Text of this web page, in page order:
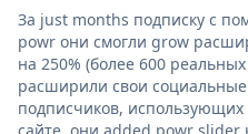
За just months подписку с
powr они смогли grow
на 250% (более 600
расширили свои социальные
подписчиков,